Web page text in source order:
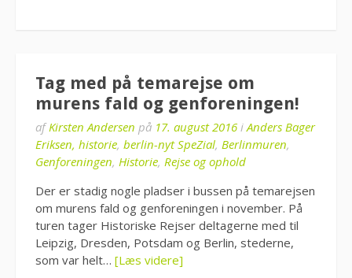
Tag med på temarejse om
murens fald og genforeningen!
afKirsten Andersen på 17. august 2016 i Anders Bager
Eriksen, historie, berlin-nyt SpeZial, Berlinmuren,
Genforeningen, Historie, Rejse og ophold
Der er stadig nogle pladser i bussen på temarejsen
om murens fald og genforeningen i november. På
turen tager Historiske Rejser deltagerne med til
Leipzig, Dresden, Potsdam og Berlin, stederne,
som var helt… [Læs videre]